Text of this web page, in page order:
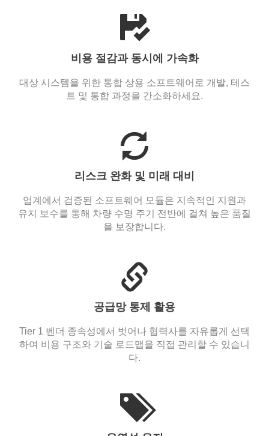
비용 절감과 동시에 가속화
대상 시스템을 위한 통합 상용 소프트웨어로 개발, 테스
트 및 통합 과정을 간소화하세요.
리스크 완화 및 미래 대비
업계에서 검증된 소프트웨어 모듈은 지속적인 지원과
유지 보수를 통해 차량 수명 주기 전반에 걸쳐 높은 품질
을 보장합니다.
공급망 통제 활용
Tier 1 벤더 종속성에서 벗어나 협력사를 자유롭게 선택
하여 비용 구조와 기술 로드맵을 직접 관리할 수 있습니
다.